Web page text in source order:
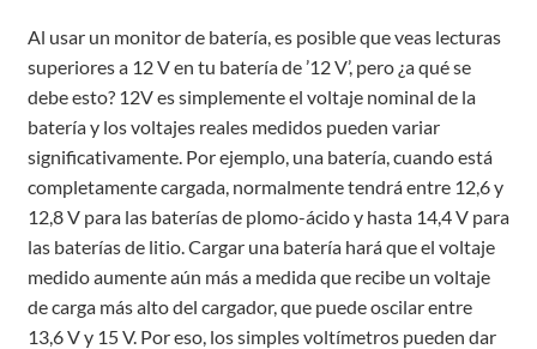
Al usar un monitor de batería, es posible que veas lecturas
superiores a 12 V en tu batería de ’12 V’, pero ¿a qué se
debe esto? 12V es simplemente el voltaje nominal de la
batería y los voltajes reales medidos pueden variar
significativamente. Por ejemplo, una batería, cuando está
completamente cargada, normalmente tendrá entre 12,6 y
12,8 V para las baterías de plomo-ácido y hasta 14,4 V para
las baterías de litio. Cargar una batería hará que el voltaje
medido aumente aún más a medida que recibe un voltaje
de carga más alto del cargador, que puede oscilar entre
13,6 V y 15 V. Por eso, los simples voltímetros pueden dar